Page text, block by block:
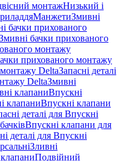
монтажНизький і
МанжетиЗмивні
бачки прихованого
бачки прихованого
монтажу
прихованого монтажу
DeltaЗапасні деталі
DeltaЗмивні
клапаниВпускні
клапаниВпускні клапани
деталі для Впускні
Впускні клапани для
деталі для Впускні
Зливні
клапаниПодвійний